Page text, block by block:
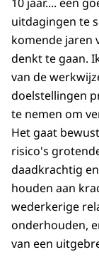
10 jaar.... een
uitdagingen te
komende jaren
denkt te gaan.
van de
doelstellingen
te nemen om
Het gaat
risico's
daadkrachtig
houden aan
wederkerige
onderhouden,
van een